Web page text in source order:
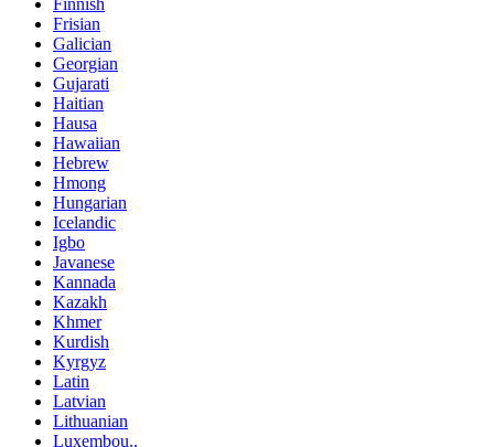
Frisian
Galician
Georgian
Gujarati
Haitian
Hausa
Hawaiian
Hebrew
Hmong
Hungarian
Icelandic
Igbo
Javanese
Kannada
Kazakh
Khmer
Kurdish
Kyrgyz
Latin
Latvian
Lithuanian
Luxembou..